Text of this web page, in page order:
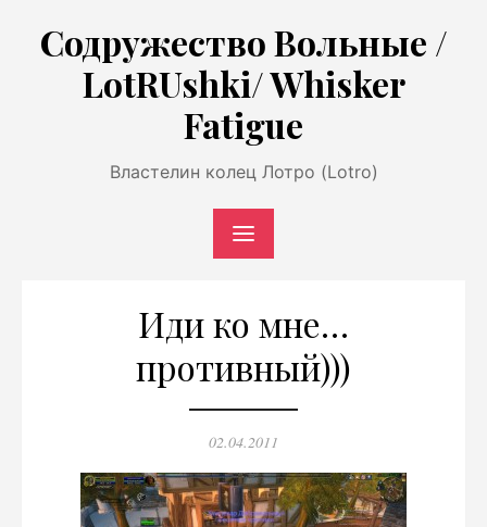
содержимому
Содружество Вольные /
LotRUshki/ Whisker
Fatigue
Властелин колец Лотро (Lotro)
Иди ко мне…
противный)))
Опубликовано
02.04.2011